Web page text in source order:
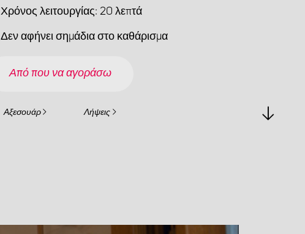
Χρόνος λειτουργίας: 20 λεπτά
Δεν αφήνει σημάδια στο καθάρισμα
Από που να αγοράσω
Αξεσουάρ Λήψεις